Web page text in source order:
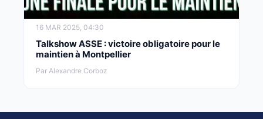
16 MAR 2025, 04:30
Talkshow ASSE : victoire obligatoire pour le
maintien à Montpellier
Par Alexandre Corboz